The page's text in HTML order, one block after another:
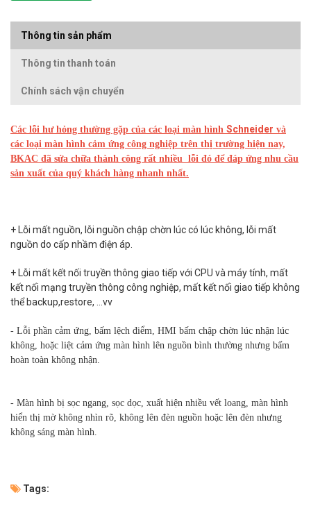
Thông tin sản phẩm
Thông tin thanh toán
Chính sách vận chuyển
Các lỗi hư hỏng thường gặp của các loại màn hình Schneider và
các loại màn hình cảm ứng công nghiệp trên thị trường hiện nay,
BKAC đã sửa chữa thành công rất nhiều lỗi đó để đáp ứng nhu cầu
sản xuất của quý khách hàng nhanh nhất.
+ Lỗi mất nguồn, lỗi nguồn chập chờn lúc có lúc không, lỗi mất
nguồn do cấp nhầm điện áp.
+ Lỗi mất kết nối truyền thông giao tiếp với CPU và máy tính, mất
kết nối mạng truyền thông công nghiệp, mất kết nối giao tiếp không
thể backup,restore, …vv
- Lỗi phần cảm ứng, bấm lệch điểm, HMI bấm chập chờn lúc nhận lúc
không, hoặc liệt cảm ứng màn hình lên nguồn bình thường nhưng bấm
hoàn toàn không nhận.
- Màn hình bị sọc ngang, sọc dọc, xuất hiện nhiều vết loang, màn hình
hiển thị mờ không nhìn rõ, không lên đèn nguồn hoặc lên đèn nhưng
không sáng màn hình.
Tags: